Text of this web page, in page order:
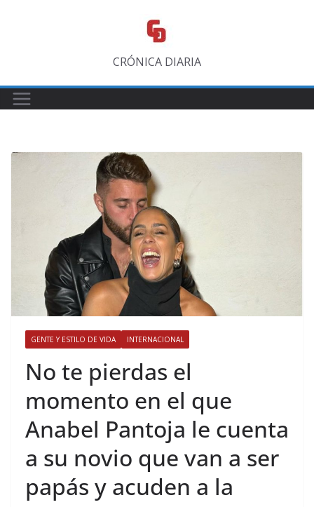
CRÓNICA DIARIA
GENTE Y ESTILO DE VIDA INTERNACIONAL
​No te pierdas el
momento en el que
Anabel Pantoja le cuenta
a su novio que van a ser
papás y acuden a la